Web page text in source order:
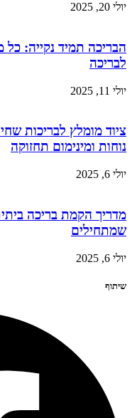
יולי 20, 2025
הבריכה תמיד נקייה:
לבריכה
יולי 11, 2025
ציוד מומלץ לבריכות
נוחות ומינימום תחזוקה
יולי 6, 2025
מדריך הקמת בריכה
שמתחילים
יולי 6, 2025
שיתוף